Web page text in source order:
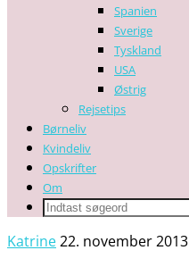
Spanien
Sverige
Tyskland
USA
Østrig
Rejsetips
Børneliv
Kvindeliv
Opskrifter
Om
Katrine22. november 2013